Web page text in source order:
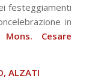
festeggiamenti
in
Mons. Cesare
ALZATI